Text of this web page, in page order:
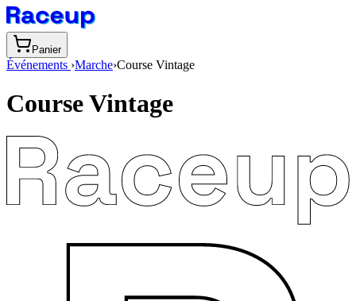
Panier
Événements ›Marche›Course Vintage
Course Vintage